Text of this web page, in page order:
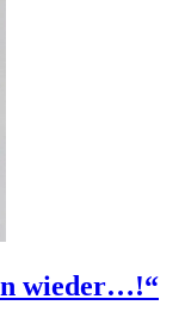
wieder…!“